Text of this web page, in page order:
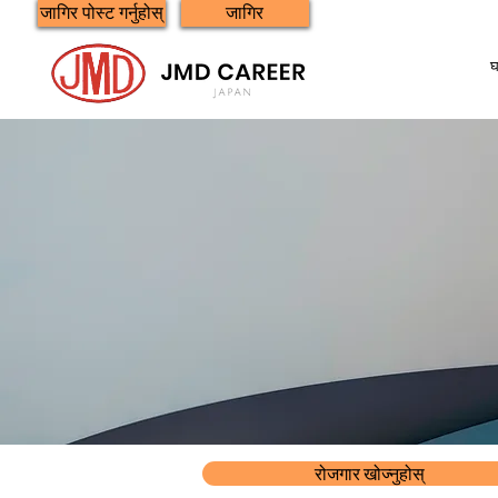
जागिर पोस्ट गर्नुहोस् जागिर
रोजगार खोज्नुहोस्